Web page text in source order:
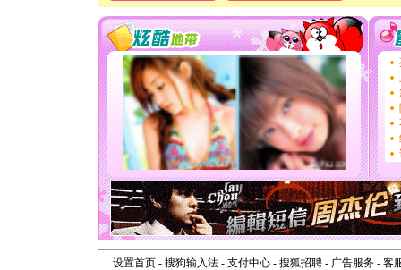
[春节]风
颜！冬去
道一声
[春节]传
片叶子
送你一
[圣诞节]
你太多
要平安
[圣诞节]
能正大
天都要快
[圣诞节]
如意,快
[元旦]看
断电。爱
你是我专
[元旦] 如
设置首页- 搜狗输入法- 支付中心- 搜狐招聘- 广告服务- 客